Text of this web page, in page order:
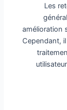
Les
amélioration
Cependant,